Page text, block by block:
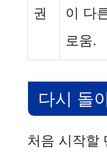
권
이 다
로움.
다시 돌
처음 시작할